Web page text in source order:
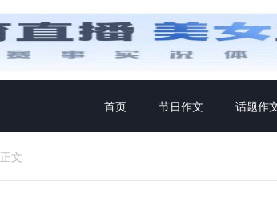
首页 节日作文 话题作
正文